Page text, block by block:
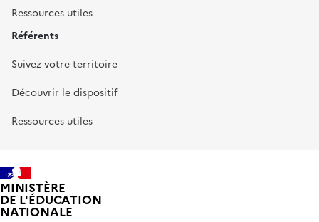
Ressources utiles
Référents
Suivez votre territoire
Découvrir le dispositif
Ressources utiles
MINISTÈRE
DE L'ÉDUCATION
NATIONALE